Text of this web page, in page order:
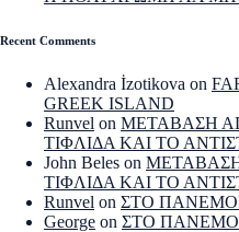
Recent Comments
Alexandra İzotikova on
GREEK ISLAND
Runvel on ΜΕΤΑΒΑΣΗ
ΤΙΦΛΙΔΑ ΚΑΙ ΤΟ
John Beles on
ΤΙΦΛΙΔΑ ΚΑΙ ΤΟ
Runvel on ΣΤΟ
George on ΣΤΟ